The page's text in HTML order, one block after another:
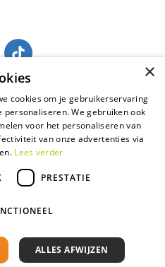
×
cookies om je gebruikerservaring
We gebruiken ook
voor het personaliseren van
van onze advertenties via
Lees verder
PRESTATIE
ALLES AFWIJZEN